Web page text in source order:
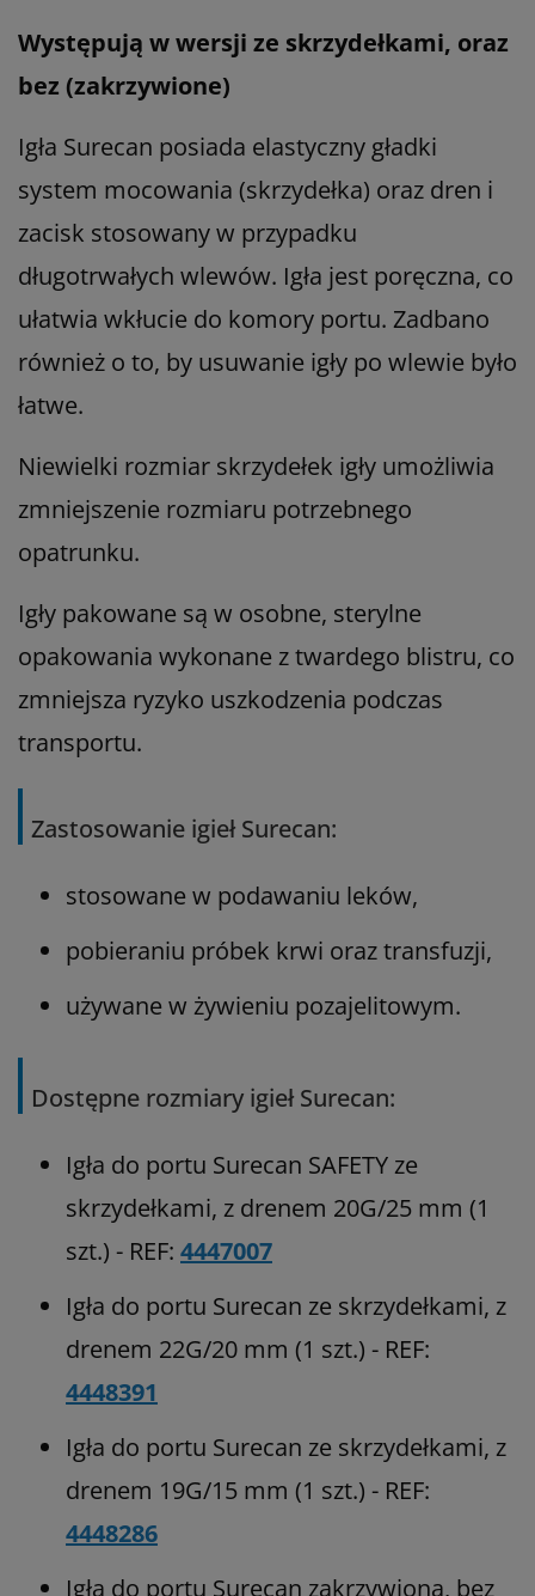
Występują w wersji ze skrzydełkami, oraz
bez (zakrzywione)
Igła Surecan posiada elastyczny gładki
system mocowania (skrzydełka) oraz dren i
zacisk stosowany w przypadku
długotrwałych wlewów. Igła jest poręczna, co
ułatwia wkłucie do komory portu. Zadbano
również o to, by usuwanie igły po wlewie było
łatwe.
Niewielki rozmiar skrzydełek igły umożliwia
zmniejszenie rozmiaru potrzebnego
opatrunku.
Igły pakowane są w osobne, sterylne
opakowania wykonane z twardego blistru, co
zmniejsza ryzyko uszkodzenia podczas
transportu.
Zastosowanie igieł Surecan:
stosowane w podawaniu leków,
pobieraniu próbek krwi oraz transfuzji,
używane w żywieniu pozajelitowym.
Dostępne rozmiary igieł Surecan:
Igła do portu Surecan SAFETY ze
skrzydełkami, z drenem 20G/25 mm (1
szt.) - REF: 4447007
Igła do portu Surecan ze skrzydełkami, z
drenem 22G/20 mm (1 szt.) - REF:
4448391
Igła do portu Surecan ze skrzydełkami, z
drenem 19G/15 mm (1 szt.) - REF:
4448286
Igła do portu Surecan zakrzywiona, bez